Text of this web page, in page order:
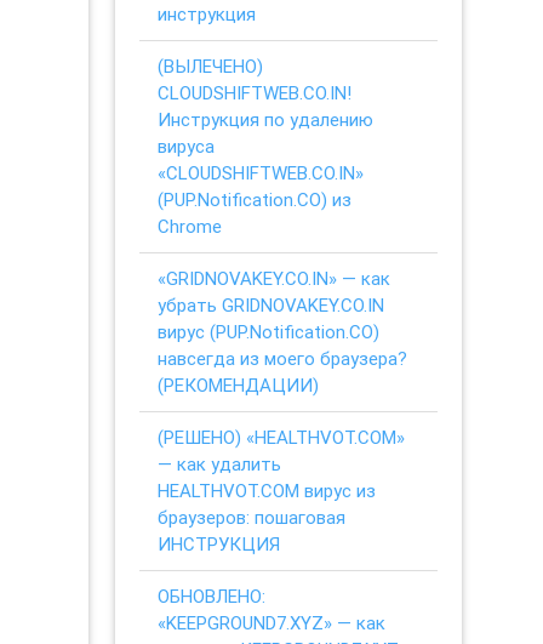
инструкция
(ВЫЛЕЧЕНО)
CLOUDSHIFTWEB.CO.IN!
Инструкция по удалению
вируса
«CLOUDSHIFTWEB.CO.IN»
(PUP.Notification.CO) из
Chrome
«GRIDNOVAKEY.CO.IN» — как
убрать GRIDNOVAKEY.CO.IN
вирус (PUP.Notification.CO)
навсегда из моего браузера?
(РЕКОМЕНДАЦИИ)
(РЕШЕНО) «HEALTHVOT.COM»
— как удалить
HEALTHVOT.COM вирус из
браузеров: пошаговая
ИНСТРУКЦИЯ
ОБНОВЛЕНО:
«KEEPGROUND7.XYZ» — как